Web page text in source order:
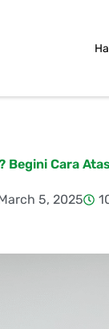
Begini Cara
5, 2025